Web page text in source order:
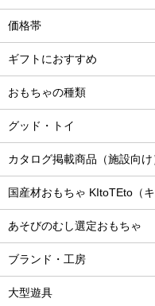
価格帯
ギフトにおすすめ
おもちゃの種類
グッド・トイ
カタログ掲載商品（施設向け
国産材おもちゃ KItoTEto（キ
あそびのむし選定おもちゃ
ブランド・工房
大型遊具